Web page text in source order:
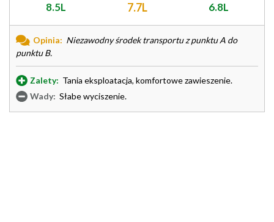
8.5L 7.7L 6.8L
Opinia: Niezawodny środek transportu z punktu A do
punktu B.
Zalety: Tania eksploatacja, komfortowe zawieszenie.
Wady: Słabe wyciszenie.